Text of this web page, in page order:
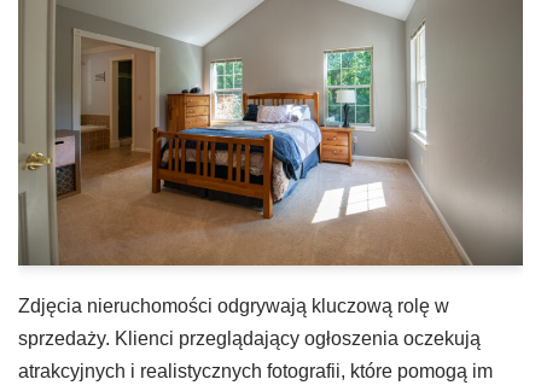
Zdjęcia nieruchomości odgrywają kluczową rolę w
sprzedaży. Klienci przeglądający ogłoszenia oczekują
atrakcyjnych i realistycznych fotografii, które pomogą im